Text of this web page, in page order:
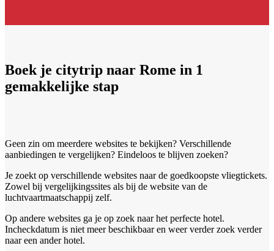
Boek je citytrip naar Rome in 1
gemakkelijke stap
Geen zin om meerdere websites te bekijken? Verschillende
aanbiedingen te vergelijken? Eindeloos te blijven zoeken?
Je zoekt op verschillende websites naar de goedkoopste vliegtickets.
Zowel bij vergelijkingssites als bij de website van de
luchtvaartmaatschappij zelf.
Op andere websites ga je op zoek naar het perfecte hotel.
Incheckdatum is niet meer beschikbaar en weer verder zoek verder
naar een ander hotel.